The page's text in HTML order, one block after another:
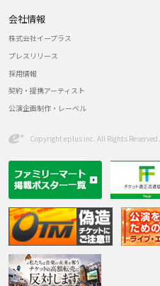
会社情報
株式会社イープラス
プレスリリース
採用情報
契約・提携アーティスト
公演企画制作・レーベル
Copyright eplus inc. All Rights Reserved.